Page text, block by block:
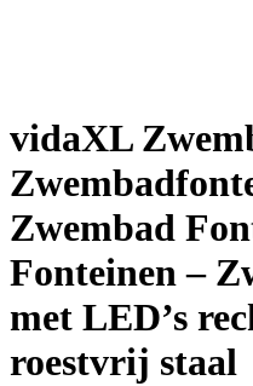
vidaXL
Zwembad
Fonteinen –
met LED’s
roestvrij staal